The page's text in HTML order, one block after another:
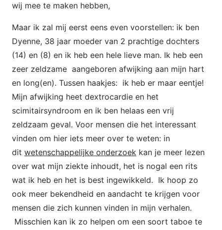
wij mee te maken hebben,
Maar ik zal mij eerst eens even voorstellen: ik ben
Dyenne, 38 jaar moeder van 2 prachtige dochters
(14) en (8) en ik heb een hele lieve man. Ik heb een
zeer zeldzame aangeboren afwijking aan mijn hart
en long(en). Tussen haakjes: ik heb er maar eentje!
Mijn afwijking heet dextrocardie en het
scimitairsyndroom en ik ben helaas een vrij
zeldzaam geval. Voor mensen die het interessant
vinden om hier iets meer over te weten: in
dit wetenschappelijke onderzoek kan je meer lezen
over wat mijn ziekte inhoudt, het is nogal een rits
wat ik heb en het is best ingewikkeld. Ik hoop zo
ook meer bekendheid en aandacht te krijgen voor
mensen die zich kunnen vinden in mijn verhalen.
Misschien kan ik zo helpen om een soort taboe te